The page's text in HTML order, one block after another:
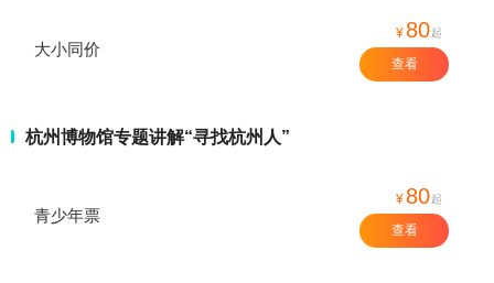
大小同价
¥ 80起
查看
杭州博物馆专题讲解“寻找杭州人”
青少年票
¥ 80起
查看